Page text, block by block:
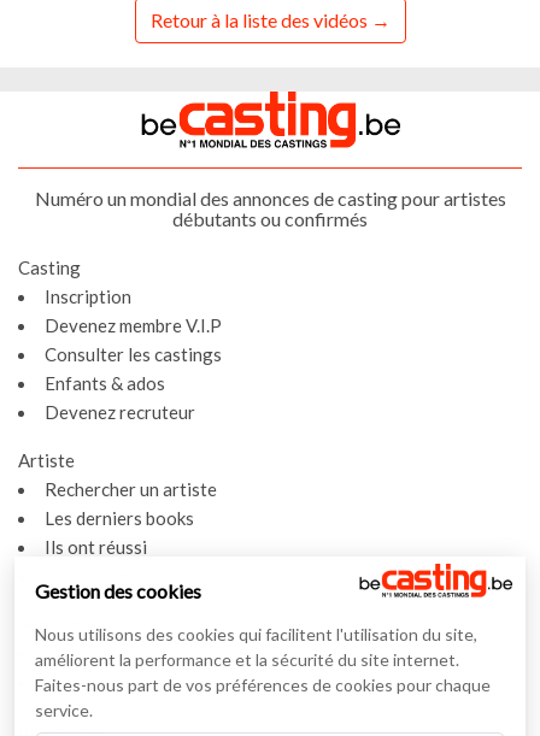
Retour à la liste des vidéos
Numéro un mondial des annonces de casting pour artistes
débutants ou confirmés
Casting
Inscription
Devenez membre V.I.P
Consulter les castings
Enfants & ados
Devenez recruteur
Artiste
Rechercher un artiste
Les derniers books
Ils ont réussi
Actualités
Actualités
Vidéos
Interviews
Gestion des cookies
Nous utilisons des cookies qui facilitent l'utilisation du site,
améliorent la performance et la sécurité du site internet.
Faites-nous part de vos préférences de cookies pour chaque
service.